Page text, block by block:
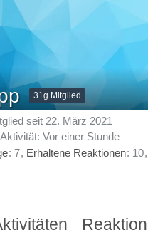
31g Mitglied
seit 22. März 2021
Vor einer Stunde
7 Erhaltene Reaktionen 10